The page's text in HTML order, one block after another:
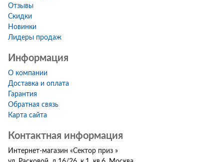
Отзывы
Скидки
Новинки
Лидеры продаж
Информация
О компании
Доставка и оплата
Гарантия
Обратная связь
Карта сайта
Контактная информация
Интернет-магазин «Сектор приз »